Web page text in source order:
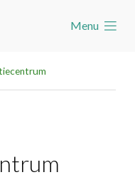
Menu
per label